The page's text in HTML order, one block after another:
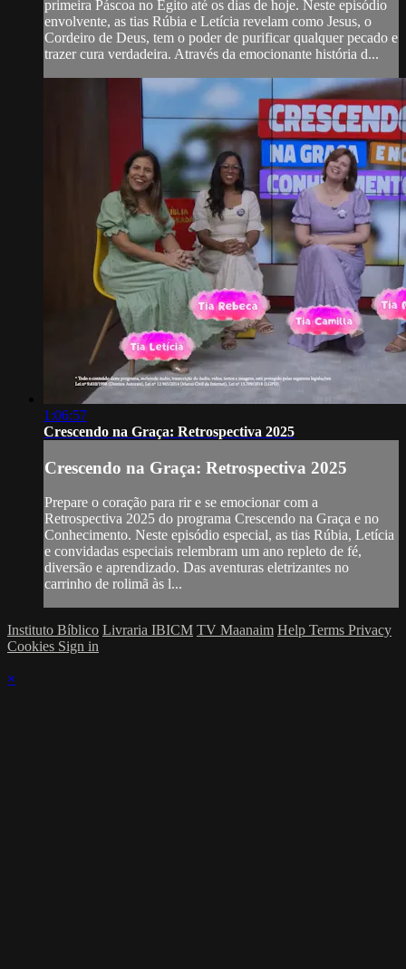
primeira Páscoa no Egito até os dias de hoje. Neste episódio
envolvente, as tias Rúbia e Letícia revelam como Jesus, o
Cordeiro de Deus, tem o poder de purificar qualquer pecado e
trazer cura verdadeira. Através da emocionante história d...
1:06:57
Crescendo na Graça: Retrospectiva 2025
Crescendo na Graça: Retrospectiva 2025
Prepare o coração para rir e se emocionar com a
Retrospectiva 2025 do programa Crescendo na Graça e no
Conhecimento. Neste episódio especial, as tias Rúbia, Letícia
e convidadas especiais relembram um ano repleto de fé,
diversão e aprendizado. Das aventuras eletrizantes no
carrinho de rolimã às l...
Instituto Bíblico Livraria IBICM TV Maanaim Help Terms Privacy
Cookies Sign in
×